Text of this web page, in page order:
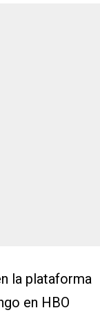
la plataforma
en HBO